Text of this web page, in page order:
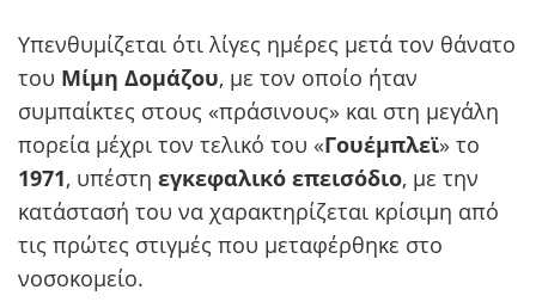
Υπενθυμίζεται ότι λίγες ημέρες μετά τον θάνατο
του Μίμη Δομάζου, με τον οποίο ήταν
συμπαίκτες στους «πράσινους» και στη μεγάλη
πορεία μέχρι τον τελικό του «Γουέμπλεϊ» το
1971, υπέστη εγκεφαλικό επεισόδιο, με την
κατάστασή του να χαρακτηρίζεται κρίσιμη από
τις πρώτες στιγμές που μεταφέρθηκε στο
νοσοκομείο.